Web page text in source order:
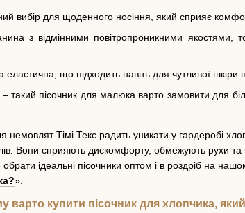
вибір для щоденного носіння, який сприяє
з відмінними повітропроникними якостями,
еластична, що підходить навіть для чутливої
такий пісочник для малюка варто замовити для
немовлят Тімі Текс радить уникати у гардеробі
Вони сприяють дискомфорту, обмежують рухи
ідеальні пісочники оптом і в роздріб на
».
варто купити пісочник для хлопчика,